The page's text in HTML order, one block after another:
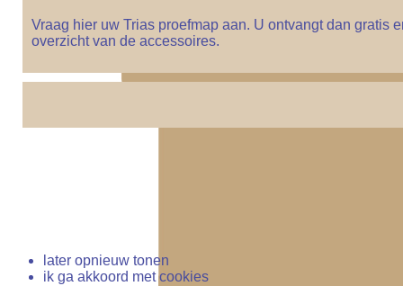
Vraag hier uw Trias proefmap aan. U ontvangt dan
overzicht van de accessoires.
later opnieuw tonen
ik ga akkoord met cookies